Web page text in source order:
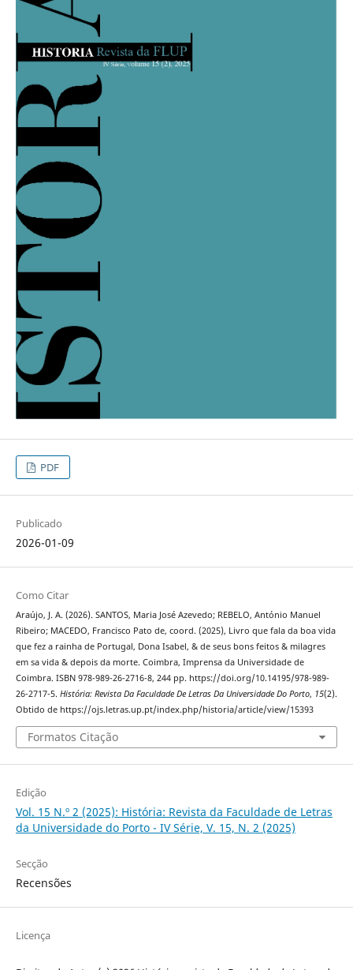
PDF
Publicado
2026-01-09
Como Citar
Araújo, J. A. (2026). SANTOS, Maria José Azevedo; REBELO, António Manuel
Ribeiro; MACEDO, Francisco Pato de, coord. (2025), Livro que fala da boa vida
que fez a rainha de Portugal, Dona Isabel, & de seus bons feitos & milagres
em sa vida & depois da morte. Coimbra, Imprensa da Universidade de
Coimbra. ISBN 978-989-26-2716-8, 244 pp. https://doi.org/10.14195/978-989-
26-2717-5. História: Revista Da Faculdade De Letras Da Universidade Do Porto, 15(2).
Obtido de https://ojs.letras.up.pt/index.php/historia/article/view/15393
Formatos Citação
Edição
Vol. 15 N.º 2 (2025): História: Revista da Faculdade de Letras
da Universidade do Porto - IV Série, V. 15, N. 2 (2025)
Secção
Recensões
Licença